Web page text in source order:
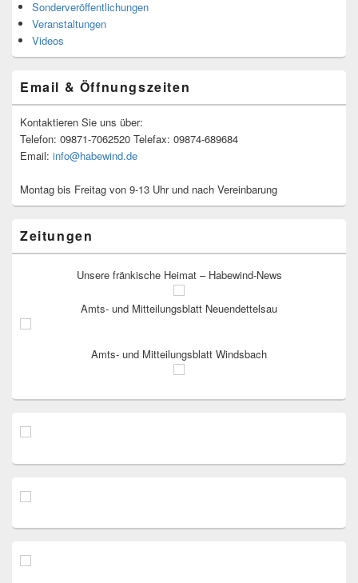
Sonderveröffentlichungen
Veranstaltungen
Videos
Email & Öffnungszeiten
Kontaktieren Sie uns über:
Telefon: 09871-7062520 Telefax: 09874-689684
Email: info@habewind.de
Montag bis Freitag von 9-13 Uhr und nach Vereinbarung
Zeitungen
Unsere fränkische Heimat – Habewind-News
Amts- und Mitteilungsblatt Neuendettelsau
Amts- und Mitteilungsblatt Windsbach